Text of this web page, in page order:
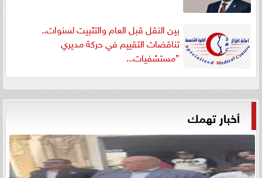
بين النقل قبل العام والتثبيت لسنوات..
تناقضات التقييم في حركة مديري
”مستشفيات...
أخبار تهمك